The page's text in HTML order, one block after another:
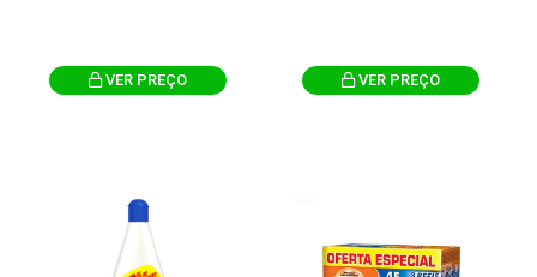
VER PREÇO VER PREÇO